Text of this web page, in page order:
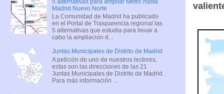
Madrid Nuevo Norte
La Comunidad de Madrid ha publicado
en el Portal de Trasparencia regional las
5 alternativas que estudia para llevar a
cabo la ampliación d...
Juntas Municipales de Distrito de Madrid
A petición de uno de nuestros lectores,
estas son las direcciones de las 21
Juntas Municipales de Distrito de Madrid .
Para más información ...